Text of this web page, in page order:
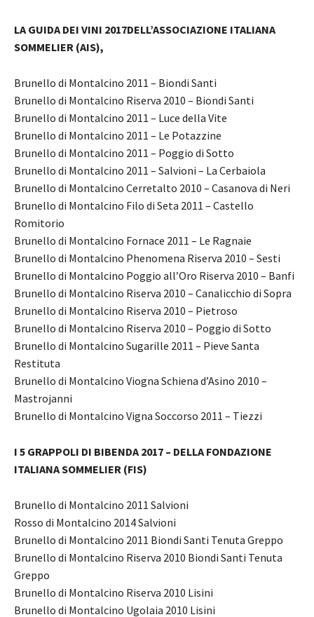
LA GUIDA DEI VINI 2017DELL’ASSOCIAZIONE ITALIANA
SOMMELIER (AIS),
Brunello di Montalcino 2011 – Biondi Santi
Brunello di Montalcino Riserva 2010 – Biondi Santi
Brunello di Montalcino 2011 – Luce della Vite
Brunello di Montalcino 2011 – Le Potazzine
Brunello di Montalcino 2011 – Poggio di Sotto
Brunello di Montalcino 2011 – Salvioni – La Cerbaiola
Brunello di Montalcino Cerretalto 2010 – Casanova di Neri
Brunello di Montalcino Filo di Seta 2011 – Castello
Romitorio
Brunello di Montalcino Fornace 2011 – Le Ragnaie
Brunello di Montalcino Phenomena Riserva 2010 – Sesti
Brunello di Montalcino Poggio all’Oro Riserva 2010 – Banfi
Brunello di Montalcino Riserva 2010 – Canalicchio di Sopra
Brunello di Montalcino Riserva 2010 – Pietroso
Brunello di Montalcino Riserva 2010 – Poggio di Sotto
Brunello di Montalcino Sugarille 2011 – Pieve Santa
Restituta
Brunello di Montalcino Viogna Schiena d’Asino 2010 –
Mastrojanni
Brunello di Montalcino Vigna Soccorso 2011 – Tiezzi
I 5 GRAPPOLI DI BIBENDA 2017 – DELLA FONDAZIONE
ITALIANA SOMMELIER (FIS)
Brunello di Montalcino 2011 Salvioni
Rosso di Montalcino 2014 Salvioni
Brunello di Montalcino 2011 Biondi Santi Tenuta Greppo
Brunello di Montalcino Riserva 2010 Biondi Santi Tenuta
Greppo
Brunello di Montalcino Riserva 2010 Lisini
Brunello di Montalcino Ugolaia 2010 Lisini